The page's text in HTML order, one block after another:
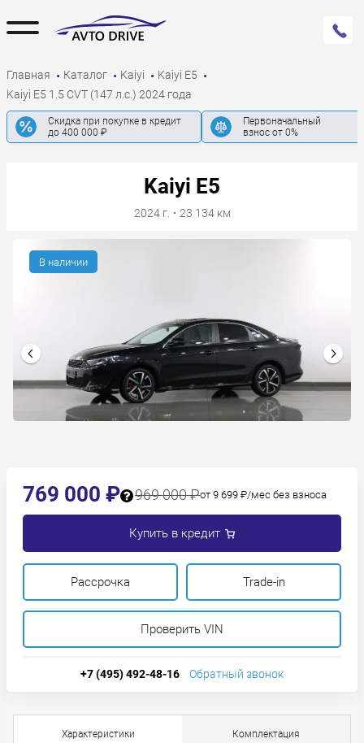
Главная Каталог Kaiyi
Kaiyi E5
Kaiyi E5 1.5 CVT (147 л.с.) 2024 года
Скидка при покупке в кредит
до 400 000 ₽
Первоначальный
взнос от 0%
769 000 ₽ 969 000 ₽от 9 699 ₽/мес без взноса
Купить в кредит
Рассрочка Trade-in
Проверить VIN
+7 (495) 492-48-16 Обратный звонок
Kaiyi E5
2024 г. · 23 134 км
В наличии
Характеристики Комплектация